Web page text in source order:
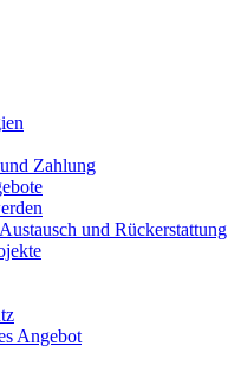
Zahlung
und Rückerstattung
Angebot